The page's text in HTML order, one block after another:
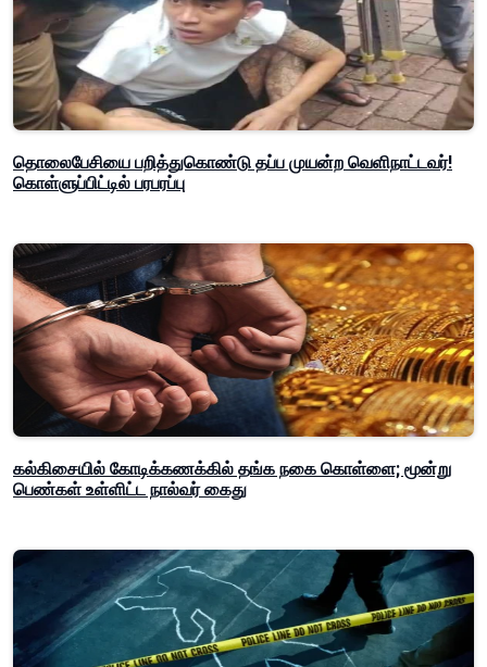
தொலைபேசியை பறித்துகொண்டு தப்ப முயன்ற வெளிநாட்டவர்!
கொள்ளுப்பிட்டில் பரபரப்பு
கல்கிசையில் கோடிக்கணக்கில் தங்க நகை கொள்ளை; மூன்று
பெண்கள் உள்ளிட்ட நால்வர் கைது